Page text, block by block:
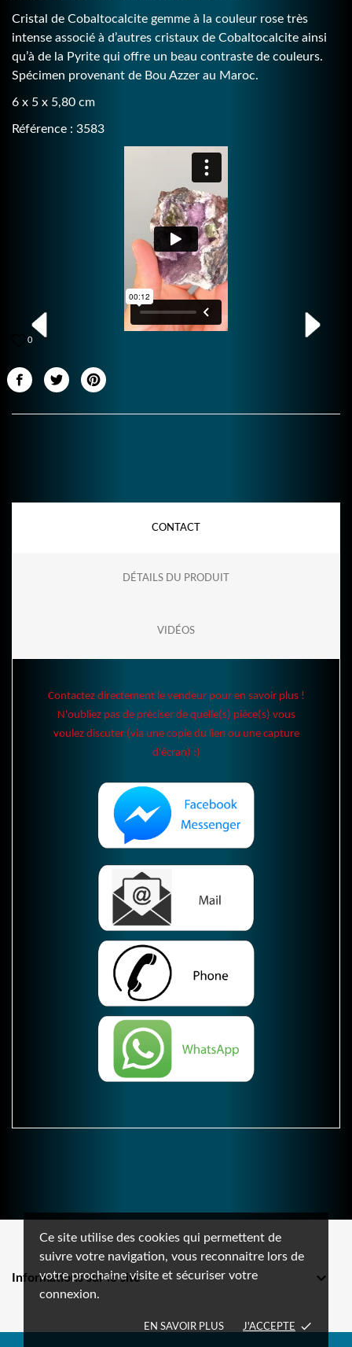
Ce site utilise des cookies qui permettent de
suivre votre navigation, vous reconnaitre lors de
votre prochaine visite et sécuriser votre
connexion.
EN SAVOIR PLUS J'ACCEPTE done
Cristal de Cobaltocalcite gemme à la couleur rose très
intense associé à d’autres cristaux de Cobaltocalcite ainsi
qu’à de la Pyrite qui offre un beau contraste de couleurs.
Spécimen provenant de Bou Azzer au Maroc.
6 x 5 x 5,80 cm
Référence : 3583
0
CONTACT
DÉTAILS DU PRODUIT
VIDÉOS
Contactez directement le vendeur pour en savoir plus !
N'oubliez pas de préciser de quelle(s) pièce(s) vous
voulez discuter (via une copie du lien ou une capture
d'écran) :)
Informations sur le site 